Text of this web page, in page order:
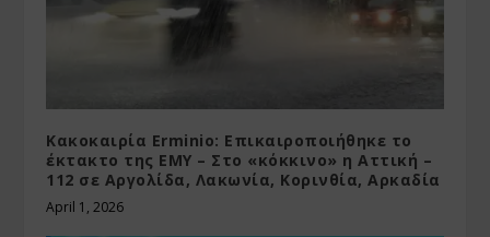
Κακοκαιρία Erminio: Επικαιροποιήθηκε το
έκτακτο της ΕΜΥ – Στο «κόκκινο» η Αττική –
112 σε Αργολίδα, Λακωνία, Κορινθία, Αρκαδία
April 1, 2026